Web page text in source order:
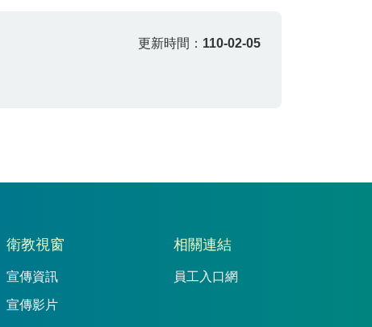
更新時間： 110-02-05
衛教視窗
宣傳資訊
宣傳影片
相關連結
員工入口網